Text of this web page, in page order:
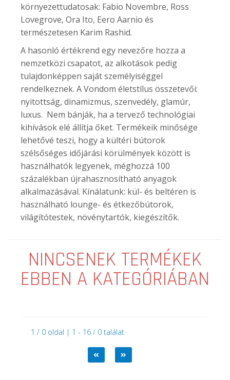
környezettudatosak: Fabio Novembre, Ross
Lovegrove, Ora Ito, Eero Aarnio és
természetesen Karim Rashid.
A hasonló értékrend egy nevezőre hozza a
nemzetközi csapatot, az alkotások pedig
tulajdonképpen saját személyiséggel
rendelkeznek. A Vondom életstílus összetevői:
nyitottság, dinamizmus, szenvedély, glamúr,
luxus. Nem bánják, ha a tervező technológiai
kihívások elé állítja őket. Termékeik minősége
lehetővé teszi, hogy a kültéri bútorok
szélsőséges időjárási körülmények között is
használhatók legyenek, méghozzá 100
százalékban újrahasznosítható anyagok
alkalmazásával. Kínálatunk: kül- és beltéren is
használható lounge- és étkezőbútorok,
világítótestek, növénytartók, kiegészítők.
NINCSENEK TERMÉKEK
EBBEN A KATEGÓRIÁBAN
1 / 0 oldal | 1 - 16 / 0 találat